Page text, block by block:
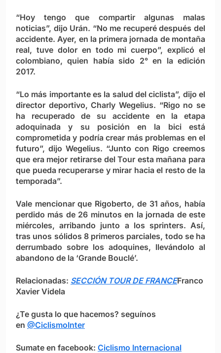
“Hoy tengo que compartir algunas malas
noticias”, dijo Urán. “No me recuperé después del
accidente. Ayer, en la primera jornada de montaña
real, tuve dolor en todo mi cuerpo”, explicó el
colombiano, quien había sido 2° en la edición
2017.
“Lo más importante es la salud del ciclista”, dijo el
director deportivo, Charly Wegelius. “Rigo no se
ha recuperado de su accidente en la etapa
adoquinada y su posición en la bici está
comprometida y podría crear más problemas en el
futuro”, dijo Wegelius. “Junto con Rigo creemos
que era mejor retirarse del Tour esta mañana para
que pueda recuperarse y mirar hacia el resto de la
temporada”.
Vale mencionar que Rigoberto, de 31 años, había
perdido más de 26 minutos en la jornada de este
miércoles, arribando junto a los sprinters. Así,
tras unos sólidos 8 primeros parciales, todo se ha
derrumbado sobre los adoquines, llevándolo al
abandono de la ‘Grande Bouclé’.
Relacionadas: SECCIÓN TOUR DE FRANCEFranco
Xavier Videla
¿Te gusta lo que hacemos? seguínos
en @CiclismoInter
Sumate en facebook: Ciclismo Internacional